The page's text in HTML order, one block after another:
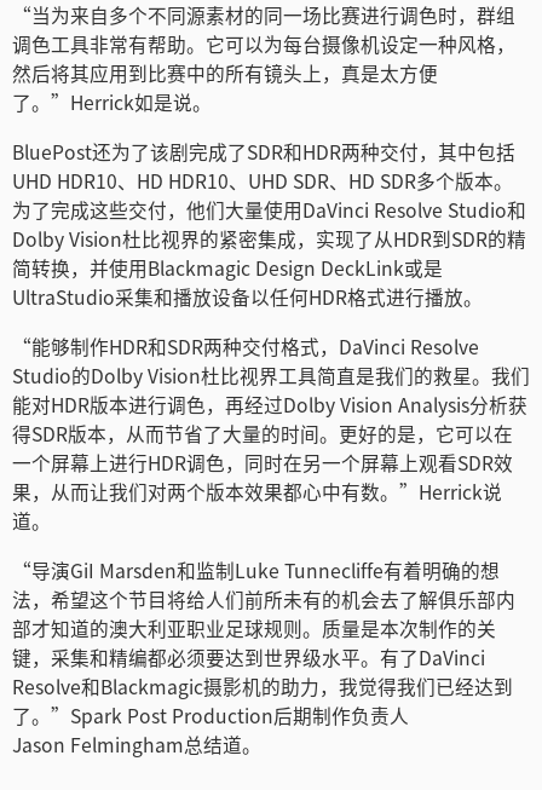
“当为来自多个不同源素材的同一场比赛进行调色时，群组
调色工具非常有帮助。它可以为每台摄像机设定一种风格，
然后将其应用到比赛中的所有镜头上，真是太方便
了。”Herrick如是说。
BluePost还为了该剧完成了SDR和HDR两种交付，其中包括
UHD HDR10、HD HDR10、UHD SDR、HD SDR多个版本。
为了完成这些交付，他们大量使用DaVinci Resolve Studio和
Dolby Vision杜比视界的紧密集成，实现了从HDR到SDR的精
简转换，并使用Blackmagic Design DeckLink或是
UltraStudio采集和播放设备以任何HDR格式进行播放。
“能够制作HDR和SDR两种交付格式，DaVinci Resolve
Studio的Dolby Vision杜比视界工具简直是我们的救星。我们
能对HDR版本进行调色，再经过Dolby Vision Analysis分析获
得SDR版本，从而节省了大量的时间。更好的是，它可以在
一个屏幕上进行HDR调色，同时在另一个屏幕上观看SDR效
果，从而让我们对两个版本效果都心中有数。”Herrick说
道。
“导演GiI Marsden和监制Luke Tunnecliffe有着明确的想
法，希望这个节目将给人们前所未有的机会去了解俱乐部内
部才知道的澳大利亚职业足球规则。质量是本次制作的关
键，采集和精编都必须要达到世界级水平。有了DaVinci
Resolve和Blackmagic摄影机的助力，我觉得我们已经达到
了。”Spark Post Production后期制作负责人
Jason Felmingham总结道。